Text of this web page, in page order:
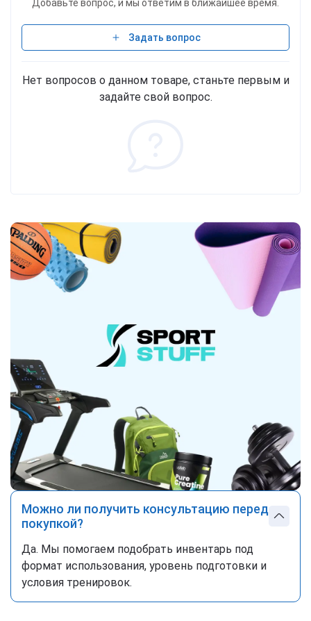
Добавьте вопрос, и мы ответим в ближайшее время.
Задать вопрос
Нет вопросов о данном товаре, станьте первым и
задайте свой вопрос.
Можно ли получить консультацию перед
покупкой?
Да. Мы помогаем подобрать инвентарь под
формат использования, уровень подготовки и
условия тренировок.